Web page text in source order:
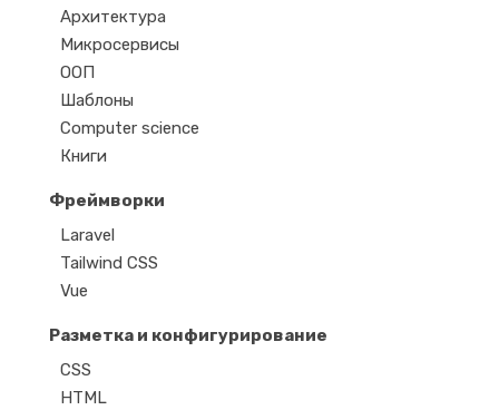
Архитектура
Микросервисы
ООП
Шаблоны
Computer science
Книги
Фреймворки
Laravel
Tailwind CSS
Vue
Разметка и конфигурирование
CSS
HTML